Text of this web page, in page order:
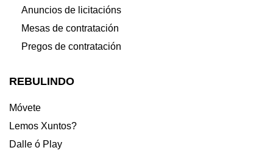
Anuncios de licitacións
Mesas de contratación
Pregos de contratación
REBULINDO
Móvete
Lemos Xuntos?
Dalle ó Play